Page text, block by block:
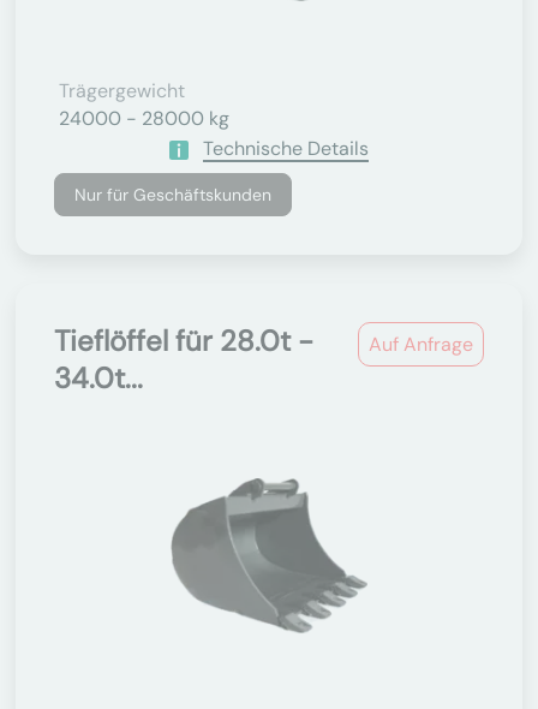
Trägergewicht
24000 - 28000 kg
Technische Details
Nur für Geschäftskunden
Auf Anfrage
Tieflöffel für 28.0t -
34.0t...